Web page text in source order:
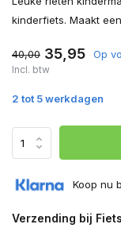
kinderfiets. Maakt
40,00 35,95 Op
Incl. btw
2 tot 5 werkdagen
Koop nu
Verzending bij